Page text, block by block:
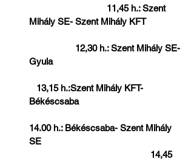
11,45 h.: Szent
Mihály SE- Szent Mihály KFT
                   12,30 h.: Szent Mihály SE-
Gyula
   13,15 h.:Szent Mihály KFT-
Békéscsaba
14.00 h.: Békéscsaba- Szent Mihály
SE
                                                  14,45